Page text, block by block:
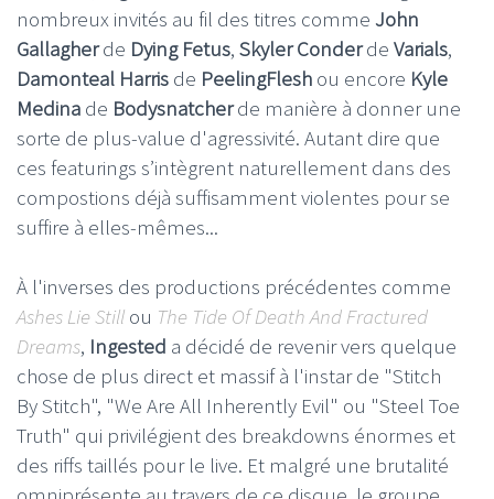
nombreux invités au fil des titres comme John
Gallagherde Dying Fetus, Skyler Conderde Varials,
Damonteal Harris de PeelingFlesh ou encore Kyle
Medina de Bodysnatcherde manière à donner une
sorte de plus-value d'agressivité. Autant dire que
ces featurings s’intègrent naturellement dans des
compostions déjà suffisamment violentes pour se
suffire à elles-mêmes...
À l'inverses des productions précédentes comme
Ashes Lie Still ou The Tide Of Death And Fractured
Dreams, Ingested a décidé de revenir vers quelque
chose de plus direct et massif à l'instar de "Stitch
By Stitch", "We Are All Inherently Evil" ou "Steel Toe
Truth" qui privilégient des breakdowns énormes et
des riffs taillés pour le live. Et malgré une brutalité